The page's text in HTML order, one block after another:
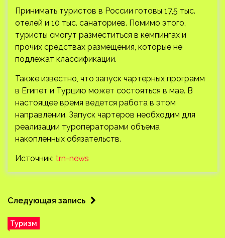
Принимать туристов в России готовы 17,5 тыс.
отелей и 10 тыс. санаториев. Помимо этого,
туристы смогут разместиться в кемпингах и
прочих средствах размещения, которые не
подлежат классификации.
Также известно, что запуск чартерных программ
в Египет и Турцию может состояться в мае. В
настоящее время ведется работа в этом
направлении. Запуск чартеров необходим для
реализации туроператорами объема
накопленных обязательств.
Источник: trn-news
Следующая запись
Туризм